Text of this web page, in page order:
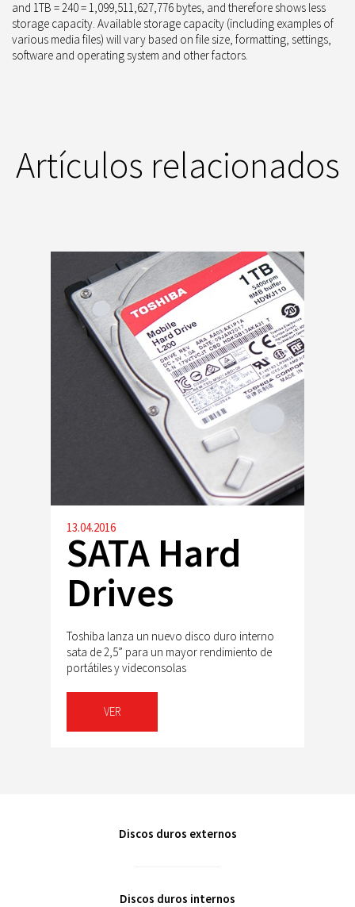
and 1TB = 240 = 1,099,511,627,776 bytes, and therefore shows less
storage capacity. Available storage capacity (including examples of
various media files) will vary based on file size, formatting, settings,
software and operating system and other factors.
Artículos relacionados
13.04.2016
SATA Hard
Drives
Toshiba lanza un nuevo disco duro interno
sata de 2,5” para un mayor rendimiento de
portátiles y videconsolas
VER
Discos duros externos
Discos duros internos